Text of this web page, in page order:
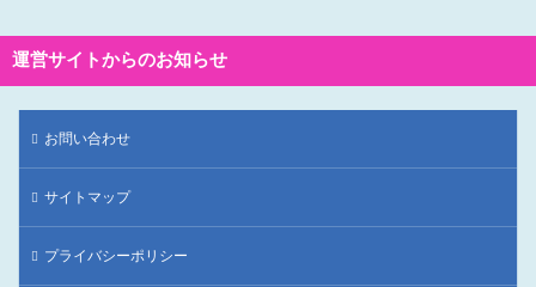
運営サイトからのお知らせ
お問い合わせ
サイトマップ
プライバシーポリシー